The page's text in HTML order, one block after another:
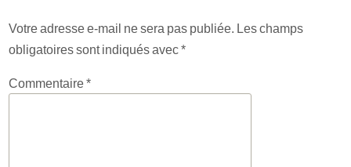
Votre adresse e-mail ne sera pas publiée. Les champs
obligatoires sont indiqués avec*
Commentaire*